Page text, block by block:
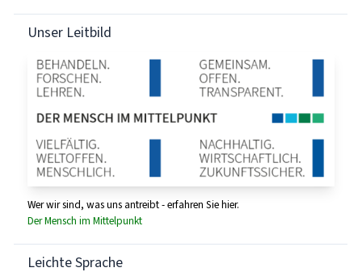
Unser Leitbild
Wer wir sind, was uns antreibt - erfahren Sie hier.
Der Mensch im Mittelpunkt
Leichte Sprache